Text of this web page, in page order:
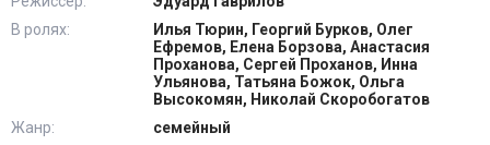
В ролях:
Илья Тюрин, Георгий Бурков, Олег
Ефремов, Елена Борзова, Анастасия
Проханова, Сергей Проханов, Инна
Ульянова, Татьяна Божок, Ольга
Высокомян, Николай Скоробогатов
Жанр:
семейный